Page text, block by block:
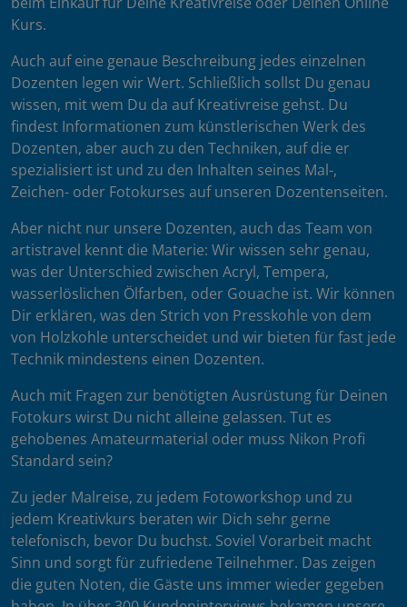
Kurs.
Auch auf eine genaue Beschreibung jedes einzelnen
Dozenten legen wir Wert. Schließlich sollst Du genau
wissen, mit wem Du da auf Kreativreise gehst. Du
findest Informationen zum künstlerischen Werk des
Dozenten, aber auch zu den Techniken, auf die er
spezialisiert ist und zu den Inhalten seines Mal-,
Zeichen- oder Fotokurses auf unseren Dozentenseiten.
Aber nicht nur unsere Dozenten, auch das Team von
artistravel kennt die Materie: Wir wissen sehr genau,
was der Unterschied zwischen Acryl, Tempera,
wasserlöslichen Ölfarben, oder Gouache ist. Wir können
Dir erklären, was den Strich von Presskohle von dem
von Holzkohle unterscheidet und wir bieten für fast jede
Technik mindestens einen Dozenten.
Auch mit Fragen zur benötigten Ausrüstung für Deinen
Fotokurs wirst Du nicht alleine gelassen. Tut es
gehobenes Amateurmaterial oder muss Nikon Profi
Standard sein?
Zu jeder Malreise, zu jedem Fotoworkshop und zu
jedem Kreativkurs beraten wir Dich sehr gerne
telefonisch, bevor Du buchst. Soviel Vorarbeit macht
Sinn und sorgt für zufriedene Teilnehmer. Das zeigen
die guten Noten, die Gäste uns immer wieder gegeben